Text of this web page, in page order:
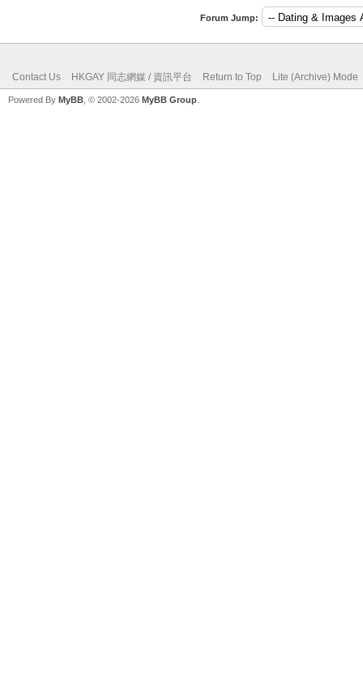
Forum Jump:
Contact Us HKGAY 同志網媒 / 資訊平台 Return to Top Lite (Archive) Mode
Powered By MyBB , © 2002-2026 MyBB Group